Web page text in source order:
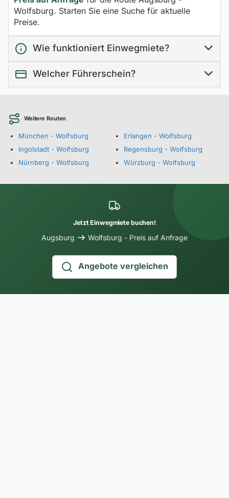
Wolfsburg. Starten Sie eine Suche für aktuelle
Preise.
Wie funktioniert Einwegmiete?
Welcher Führerschein?
Weitere Routen
München - Wolfsburg
Ingolstadt - Wolfsburg
Nürnberg - Wolfsburg
Erlangen - Wolfsburg
Regensburg - Wolfsburg
Würzburg - Wolfsburg
Jetzt Einwegmiete buchen!
Augsburg Wolfsburg - Preis auf Anfrage
Angebote vergleichen